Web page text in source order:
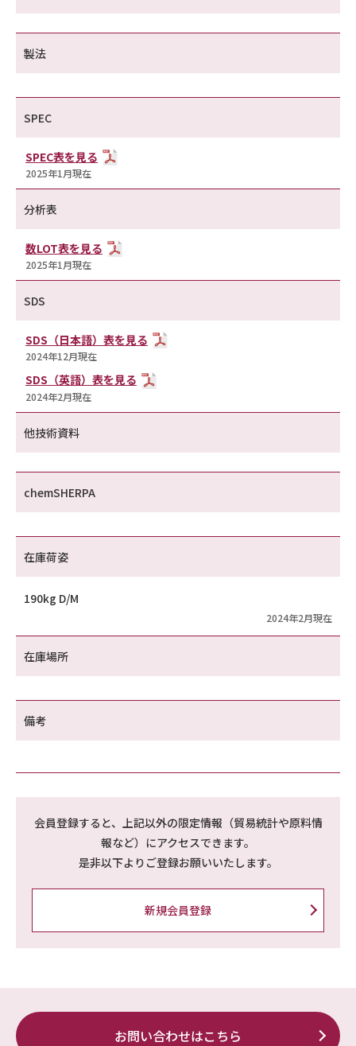
製法
SPEC
SPEC表を見る
2025年1月現在
分析表
数LOT表を見る
2025年1月現在
SDS
SDS（日本語）表を見る
2024年12月現在
SDS（英語）表を見る
2024年2月現在
他技術資料
chemSHERPA
在庫荷姿
190kg D/M
2024年2月現在
在庫場所
備考
会員登録すると、上記以外の限定情報（貿易統計や原料情
報など）にアクセスできます。
是非以下よりご登録お願いいたします。
新規会員登録
お問い合わせはこちら